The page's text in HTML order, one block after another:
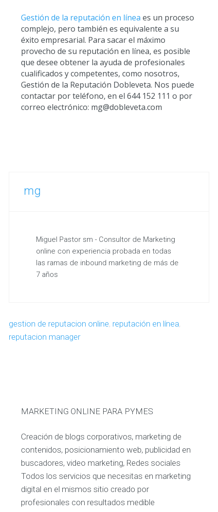
Gestión de la reputación en línea es un proceso
complejo, pero también es equivalente a su
éxito empresarial. Para sacar el máximo
provecho de su reputación en línea, es posible
que desee obtener la ayuda de profesionales
cualificados y competentes, como nosotros,
Gestión de la Reputación Dobleveta. Nos puede
contactar por teléfono, en el 644 152 111 o por
correo electrónico: mg@dobleveta.com
mg
Miguel Pastor sm - Consultor de Marketing
online con experiencia probada en todas
las ramas de inbound marketing de más de
7 años
gestion de reputacion online, reputación en línea,
reputacion manager
MARKETING ONLINE PARA PYMES
Creación de blogs corporativos, marketing de
contenidos, posicionamiento web, publicidad en
buscadores, video marketing, Redes sociales
Todos los servicios que necesitas en marketing
digital en el mismos sitio creado por
profesionales con resultados medible